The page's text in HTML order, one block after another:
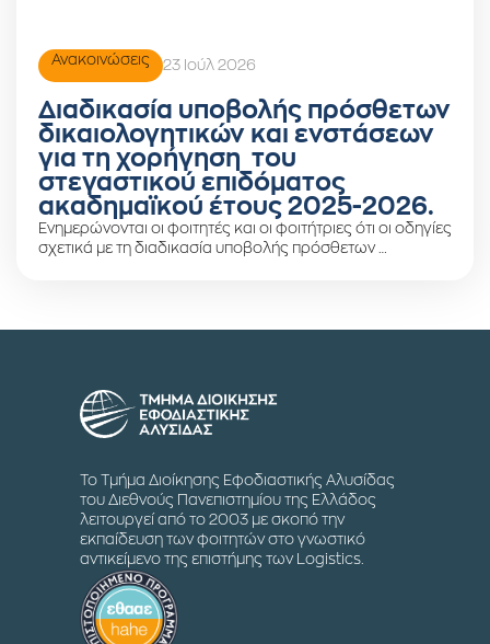
Ανακοινώσεις 23 Ιούλ 2026
Διαδικασία υποβολής πρόσθετων
δικαιολογητικών και ενστάσεων
για τη χορήγηση του
στεγαστικού επιδόματος
ακαδημαϊκού έτους 2025-2026.
Ενημερώνονται οι φοιτητές και οι φοιτήτριες ότι οι οδηγίες
σχετικά με τη διαδικασία υποβολής πρόσθετων …
Το Τμήμα Διοίκησης Εφοδιαστικής Αλυσίδας
του Διεθνούς Πανεπιστημίου της Ελλάδος
λειτουργεί από το 2003 με σκοπό την
εκπαίδευση των φοιτητών στο γνωστικό
αντικείμενο της επιστήμης των Logistics.